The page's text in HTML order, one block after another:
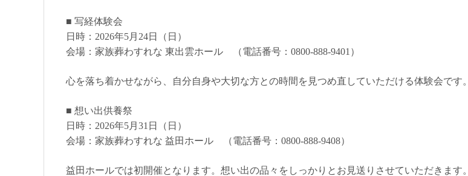
■ 写経体験会
日時：2026年5月24日（日）
会場：家族葬わすれな 東出雲ホール （電話番号：0800-888-9401）
心を落ち着かせながら、自分自身や大切な方との時間を見つめ直していただける体験会です。
■ 想い出供養祭
日時：2026年5月31日（日）
会場：家族葬わすれな 益田ホール （電話番号：0800-888-9408）
益田ホールでは初開催となります。想い出の品々をしっかりとお見送りさせていただきます。